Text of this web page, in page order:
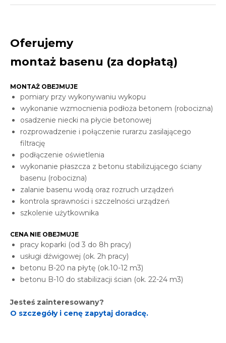
Oferujemy
montaż basenu (za dopłatą)
MONTAŻ OBEJMUJE
pomiary przy wykonywaniu wykopu
wykonanie wzmocnienia podłoża betonem (robocizna)
osadzenie niecki na płycie betonowej
rozprowadzenie i połączenie rurarzu zasilającego
filtrację
podłączenie oświetlenia
wykonanie płaszcza z betonu stabilizującego ściany
basenu (robocizna)
zalanie basenu wodą oraz rozruch urządzeń
kontrola sprawności i szczelności urządzeń
szkolenie użytkownika
CENA NIE OBEJMUJE
pracy koparki (od 3 do 8h pracy)
usługi dźwigowej (ok. 2h pracy)
betonu B-20 na płytę (ok.10-12 m3)
betonu B-10 do stabilizacji ścian (ok. 22-24 m3)
Jesteś zainteresowany?
O szczegóły i cenę zapytaj doradcę.